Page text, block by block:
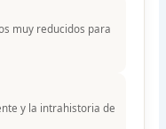
muy reducidos para
y la intrahistoria de